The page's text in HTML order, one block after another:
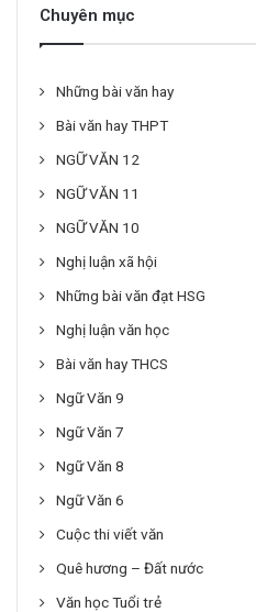
Chuyên mục
Những bài văn hay
Bài văn hay THPT
NGỮ VĂN 12
NGỮ VĂN 11
NGỮ VĂN 10
Nghị luận xã hội
Những bài văn đạt HSG
Nghị luận văn học
Bài văn hay THCS
Ngữ Văn 9
Ngữ Văn 7
Ngữ Văn 8
Ngữ Văn 6
Cuộc thi viết văn
Quê hương – Đất nước
Văn học Tuổi trẻ